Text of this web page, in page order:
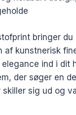
bringer du
af kunstnerisk
ind i dit
der søger en
skiller sig ud og